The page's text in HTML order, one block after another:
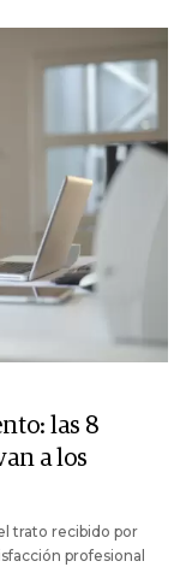
las 8
a los
trato recibido por
profesional